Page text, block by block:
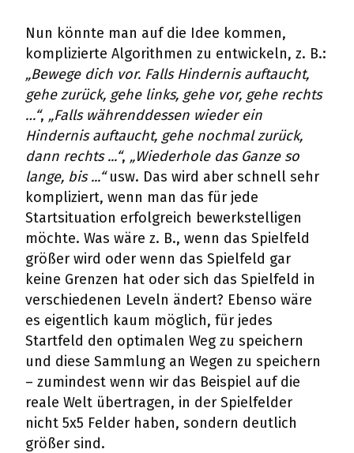
Nun könnte man auf die Idee kommen,
komplizierte Algorithmen zu entwickeln, z. B.:
„Bewege dich vor. Falls Hindernis auftaucht,
gehe zurück, gehe links, gehe vor, gehe rechts
…“, „Falls währenddessen wieder ein
Hindernis auftaucht, gehe nochmal zurück,
dann rechts ...“, „Wiederhole das Ganze so
lange, bis ...“usw. Das wird aber schnell sehr
kompliziert, wenn man das für jede
Startsituation erfolgreich bewerkstelligen
möchte. Was wäre z. B., wenn das Spielfeld
größer wird oder wenn das Spielfeld gar
keine Grenzen hat oder sich das Spielfeld in
verschiedenen Leveln ändert? Ebenso wäre
es eigentlich kaum möglich, für jedes
Startfeld den optimalen Weg zu speichern
und diese Sammlung an Wegen zu speichern
– zumindest wenn wir das Beispiel auf die
reale Welt übertragen, in der Spielfelder
nicht 5x5 Felder haben, sondern deutlich
größer sind.